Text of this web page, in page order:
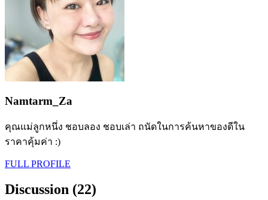
Namtarm_Za
คุณแม่ลูกหนึ่ง ชอบลอง ชอบเล่า ถนัดในการค้นหาของดีใน
ราคาคุ้มค่า :)
FULL PROFILE
Discussion (22)